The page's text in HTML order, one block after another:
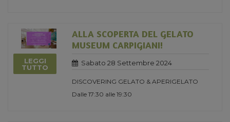
LEGGI
TUTTO
ALLA SCOPERTA DEL GELATO
MUSEUM CARPIGIANI!
Sabato 28 Settembre 2024
DISCOVERING GELATO & APERIGELATO
Dalle 17:30 alle 19:30